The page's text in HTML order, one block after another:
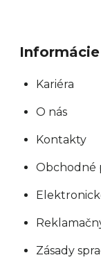
Kariéra
O nás
Kontakty
Obchodné
Zásady